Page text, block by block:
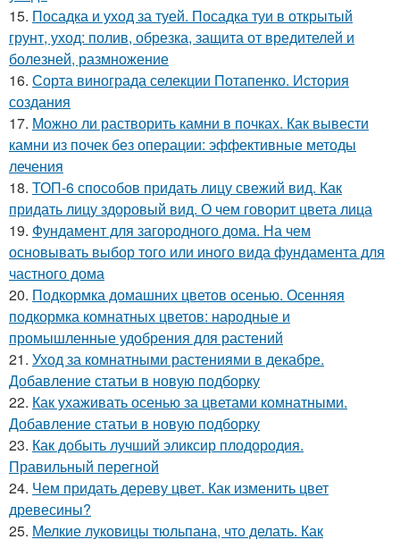
15. Посадка и уход за туей. Посадка туи в открытый
грунт, уход: полив, обрезка, защита от вредителей и
болезней, размножение
16. Сорта винограда селекции Потапенко. История
создания
17. Можно ли растворить камни в почках. Как вывести
камни из почек без операции: эффективные методы
лечения
18. ТОП-6 способов придать лицу свежий вид. Как
придать лицу здоровый вид. О чем говорит цвета лица
19. Фундамент для загородного дома. На чем
основывать выбор того или иного вида фундамента для
частного дома
20. Подкормка домашних цветов осенью. Осенняя
подкормка комнатных цветов: народные и
промышленные удобрения для растений
21. Уход за комнатными растениями в декабре.
Добавление статьи в новую подборку
22. Как ухаживать осенью за цветами комнатными.
Добавление статьи в новую подборку
23. Как добыть лучший эликсир плодородия.
Правильный перегной
24. Чем придать дереву цвет. Как изменить цвет
древесины?
25. Мелкие луковицы тюльпана, что делать. Как